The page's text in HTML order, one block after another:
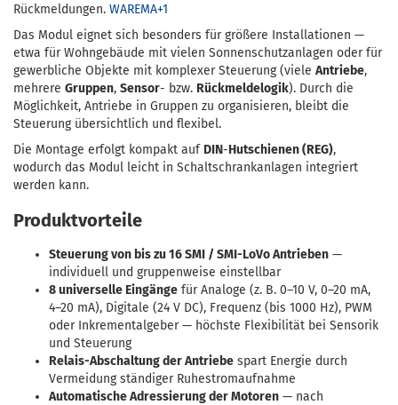
Rückmeldungen. WAREMA+1
Das Modul eignet sich besonders für größere Installationen —
etwa für Wohngebäude mit vielen Sonnenschutzanlagen oder für
gewerbliche Objekte mit komplexer Steuerung (viele Antriebe,
mehrere Gruppen, Sensor- bzw. Rückmeldelogik). Durch die
Möglichkeit, Antriebe in Gruppen zu organisieren, bleibt die
Steuerung übersichtlich und flexibel.
Die Montage erfolgt kompakt auf DIN-Hutschienen (REG),
wodurch das Modul leicht in Schaltschrankanlagen integriert
werden kann.
Produktvorteile
Steuerung von bis zu 16 SMI / SMI-LoVo Antrieben —
individuell und gruppenweise einstellbar
8 universelle Eingänge für Analoge (z. B. 0–10 V, 0–20 mA,
4–20 mA), Digitale (24 V DC), Frequenz (bis 1000 Hz), PWM
oder Inkrementalgeber — höchste Flexibilität bei Sensorik
und Steuerung
Relais-Abschaltung der Antriebe spart Energie durch
Vermeidung ständiger Ruhestromaufnahme
Automatische Adressierung der Motoren — nach